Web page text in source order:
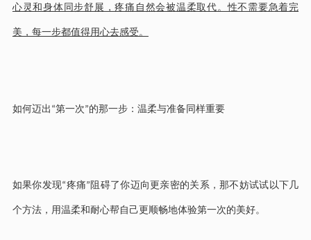
心灵和身体同步舒展，疼痛自然会被温柔取代。性不需要急着完
美，每一步都值得用心去感受。
如何迈出 “第一次”的那一步：温柔与准备同样重要
如果你发现“疼痛” 阻碍了你迈向更亲密的关系，那不妨试试以下几
个方法，用温柔和耐心帮自己更顺畅地体验第一次的美好。